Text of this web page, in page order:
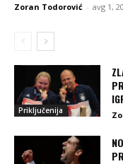
Zoran Todorović - avg 1,
Priključenija